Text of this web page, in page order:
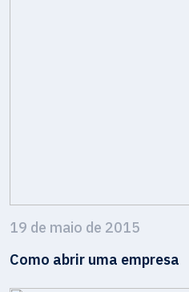
19 de maio de 2015
Como abrir uma empresa